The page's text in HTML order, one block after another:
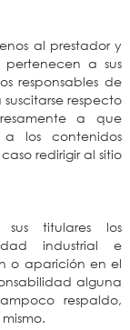
al prestador y
a sus
responsables de
respecto
a que
a los contenidos
redirigir al sitio
titulares los
industrial e
o aparición en el
alguna
respaldo,